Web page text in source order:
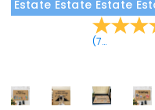
Estate Estate Estate
(7Recensioni